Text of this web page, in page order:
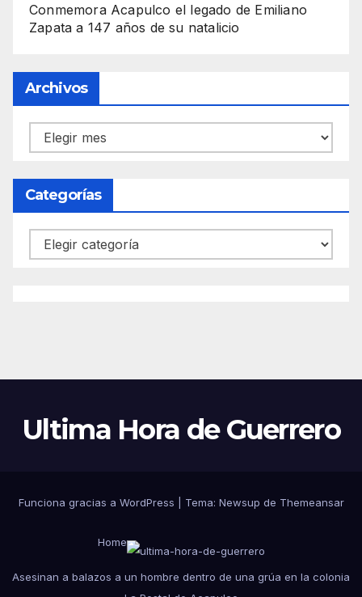
Conmemora Acapulco el legado de Emiliano
Zapata a 147 años de su natalicio
Archivos
Archivos
Categorías
Categorías
Ultima Hora de Guerrero
Funciona gracias a WordPress Tema: Newsup de Themeansar
Home
Asesinan a balazos a un hombre dentro de una grúa en la colonia